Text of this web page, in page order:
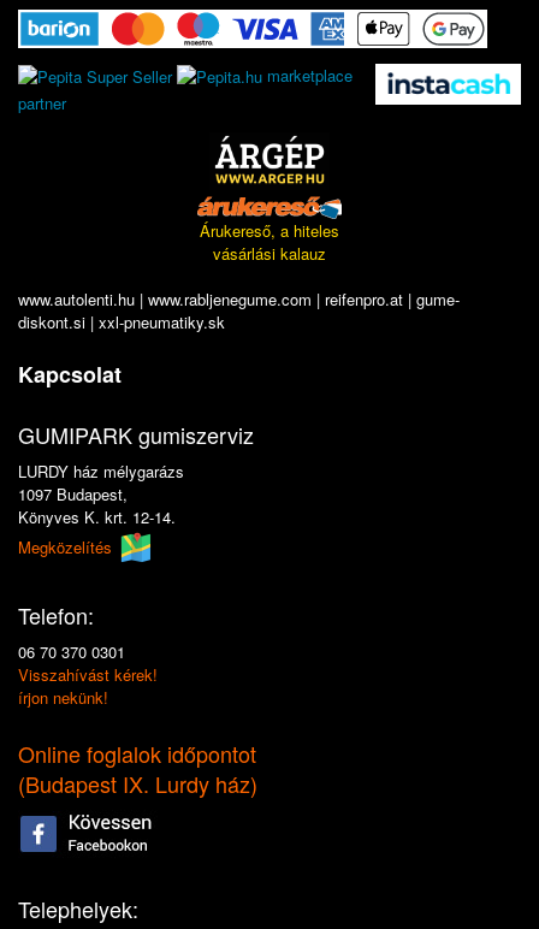
marketplace
partner
Árukereső, a hiteles
vásárlási kalauz
www.autolenti.hu | www.rabljenegume.com | reifenpro.at | gume-
diskont.si | xxl-pneumatiky.sk
Kapcsolat
GUMIPARK gumiszerviz
LURDY ház mélygarázs
1097 Budapest,
Könyves K. krt. 12-14.
Megközelítés
Telefon:
06 70 370 0301
Visszahívást kérek!
írjon nekünk!
Online foglalok időpontot
(Budapest IX. Lurdy ház)
Telephelyek: